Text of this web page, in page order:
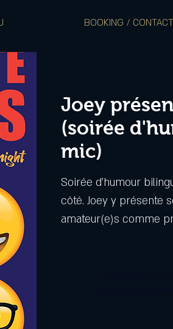
BOOKING / CONTACT
Joey
(soirée
mic)
Soirée d'humour
côté. Joey y présente
amateur(e)s comme